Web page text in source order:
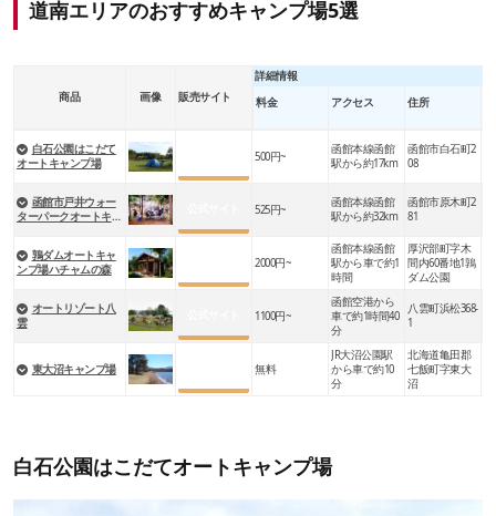
道南エリアのおすすめキャンプ場5選
商品 画像 販売サイト
詳細情報
料金
アクセス 住所
白石公園はこだて
オートキャンプ場
500円~
函館本線函館
駅から約17km
函館市白石町2
08
函館市戸井ウォー
ターパークオートキャ
525円~
函館本線函館
駅から約32km
函館市原木町2
81
鶉ダムオートキャ
ンプ場ハチャムの森
2000円~
函館本線函館
駅から車で約1
時間
厚沢部町字木
間内60番地1鶉
ダム公園
オートリゾート八
雲
1100円~
函館空港から
車で約1時間40
分
八雲町浜松368-
1
東大沼キャンプ場 無料
JR大沼公園駅
から車で約10
分
北海道亀田郡
七飯町字東大
沼
白石公園はこだてオートキャンプ場